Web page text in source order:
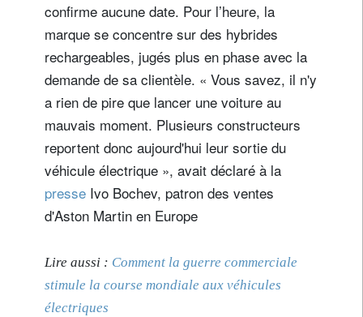
confirme aucune date. Pour l’heure, la
marque se concentre sur des hybrides
rechargeables, jugés plus en phase avec la
demande de sa clientèle. « Vous savez, il n'y
a rien de pire que lancer une voiture au
mauvais moment. Plusieurs constructeurs
reportent donc aujourd'hui leur sortie du
véhicule électrique », avait déclaré à la
presse Ivo Bochev, patron des ventes
d'Aston Martin en Europe
Lire aussi : Comment la guerre commerciale
stimule la course mondiale aux véhicules
électriques